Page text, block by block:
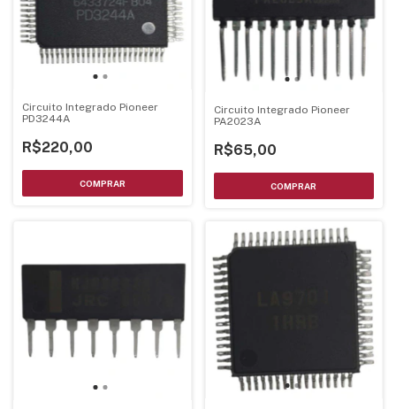
Circuito Integrado Pioneer
PD3244A
R$220,00
Circuito Integrado Pioneer
PA2023A
R$65,00